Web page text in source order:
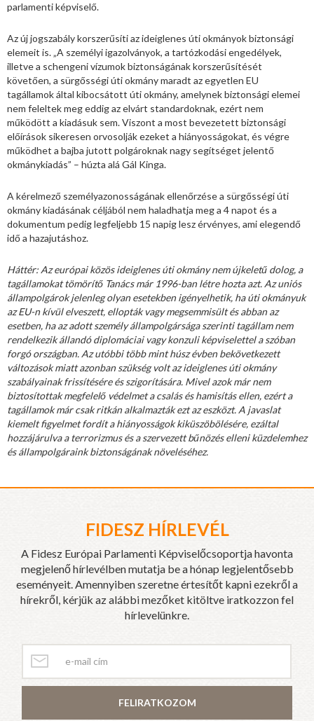
parlamenti képviselő.
Az új jogszabály korszerűsíti az ideiglenes úti okmányok biztonsági
elemeit is. „A személyi igazolványok, a tartózkodási engedélyek,
illetve a schengeni vízumok biztonságának korszerűsítését
követően, a sürgősségi úti okmány maradt az egyetlen EU
tagállamok által kibocsátott úti okmány, amelynek biztonsági elemei
nem feleltek meg eddig az elvárt standardoknak, ezért nem
működött a kiadásuk sem. Viszont a most bevezetett biztonsági
előírások sikeresen orvosolják ezeket a hiányosságokat, és végre
működhet a bajba jutott polgároknak nagy segítséget jelentő
okmánykiadás” – húzta alá Gál Kinga.
A kérelmező személyazonosságának ellenőrzése a sürgősségi úti
okmány kiadásának céljából nem haladhatja meg a 4 napot és a
dokumentum pedig legfeljebb 15 napig lesz érvényes, ami elegendő
idő a hazajutáshoz.
Háttér: Az európai közös ideiglenes úti okmány nem újkeletű dolog, a
tagállamokat tömörítő Tanács már 1996-ban létre hozta azt. Az uniós
állampolgárok jelenleg olyan esetekben igényelhetik, ha úti okmányuk
az EU-n kívül elveszett, ellopták vagy megsemmisült és abban az
esetben, ha az adott személy állampolgársága szerinti tagállam nem
rendelkezik állandó diplomáciai vagy konzuli képviselettel a szóban
forgó országban. Az utóbbi több mint húsz évben bekövetkezett
változások miatt azonban szükség volt az ideiglenes úti okmány
szabályainak frissítésére és szigorítására. Mivel azok már nem
biztosítottak megfelelő védelmet a csalás és hamisítás ellen, ezért a
tagállamok már csak ritkán alkalmazták ezt az eszközt. A javaslat
kiemelt figyelmet fordít a hiányosságok kiküszöbölésére, ezáltal
hozzájárulva a terrorizmus és a szervezett bűnözés elleni küzdelemhez
és állampolgáraink biztonságának növeléséhez.
FIDESZ HÍRLEVÉL
A Fidesz Európai Parlamenti Képviselőcsoportja havonta
megjelenő hírlevélben mutatja be a hónap legjelentősebb
eseményeit. Amennyiben szeretne értesítőt kapni ezekről a
hírekről, kérjük az alábbi mezőket kitöltve iratkozzon fel
hírlevelünkre.
FELIRATKOZOM